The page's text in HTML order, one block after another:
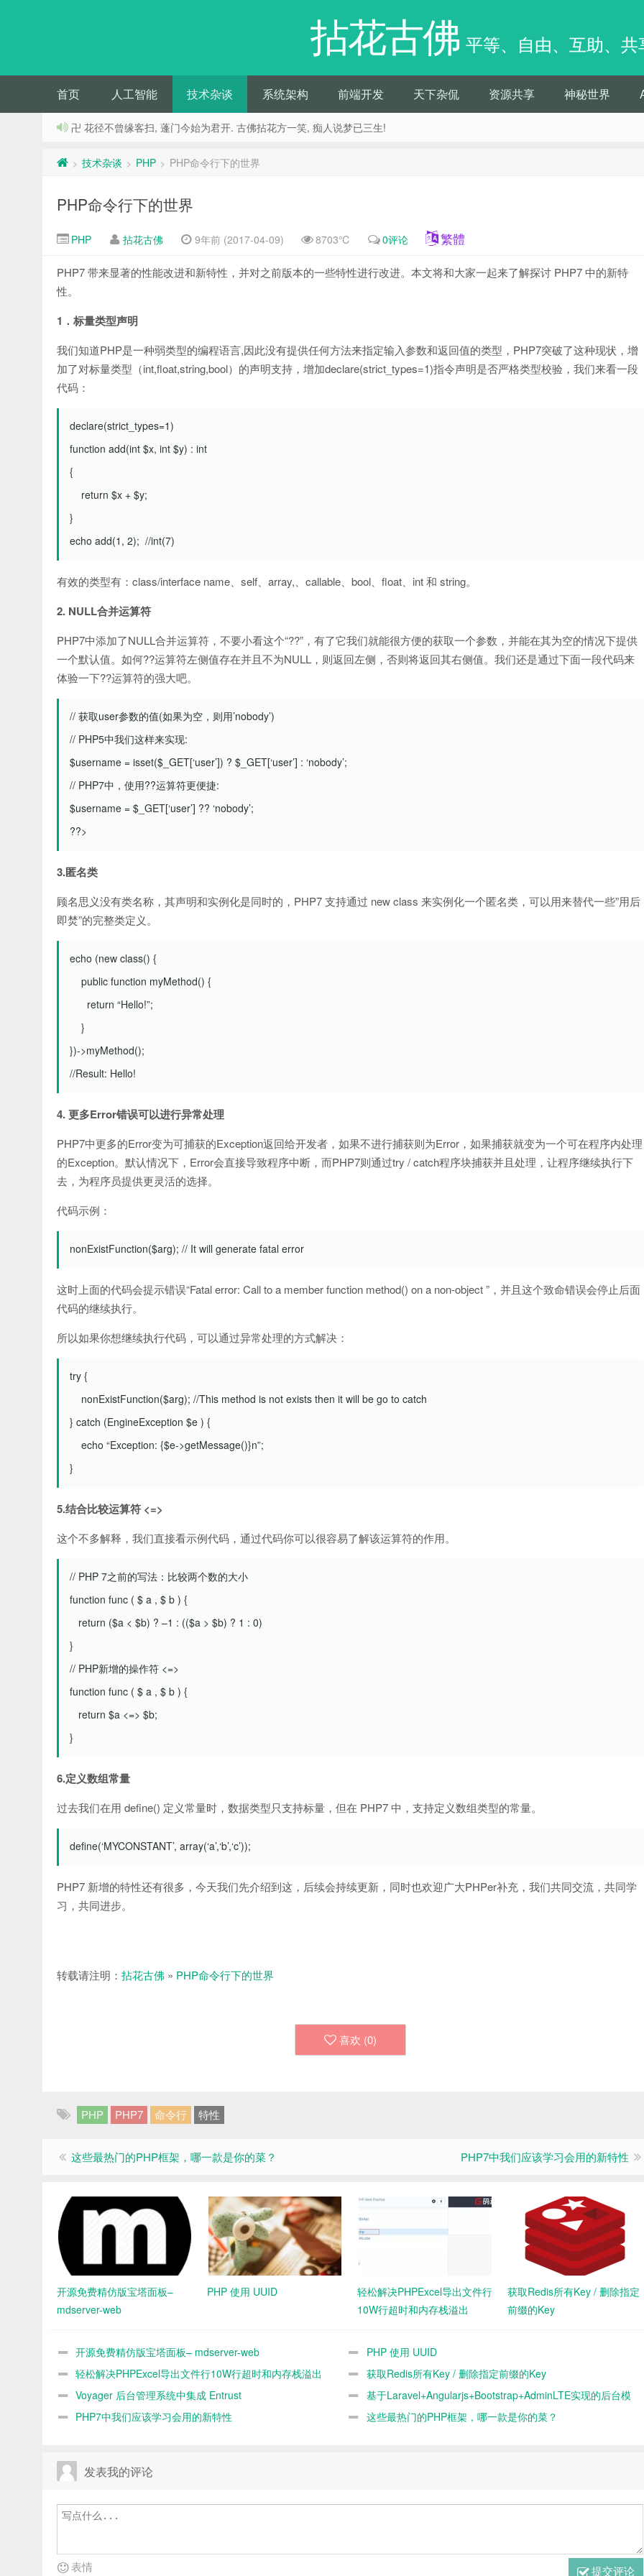
拈花古佛 平等、自由、互助、共
首页 人工智能 技术杂谈 系统架构 前端开发 天下杂侃 资源共享 神秘世界
卍 花径不曾缘客扫, 蓬门今始为君开. 古佛拈花方一笑, 痴人说梦已三生!
> 技术杂谈 > PHP > PHP命令行下的世界
PHP命令行下的世界
PHP 拈花古佛 9年前 (2017-04-09) 8703℃ 0评论 繁體
PHP7 带来显著的性能改进和新特性，并对之前版本的一些特性进行改进。本文将和大家一起来了解探讨 PHP7 中的新特
性。
1．标量类型声明
我们知道PHP是一种弱类型的编程语言,因此没有提供任何方法来指定输入参数和返回值的类型，PHP7突破了这种现状，增
加了对标量类型（int,float,string,bool）的声明支持，增加declare(strict_types=1)指令声明是否严格类型校验，我们来看一段
代码：
declare(strict_types=1)
function add(int $x, int $y) : int
{
return $x + $y;
}
echo add(1 , 2); //int(7)
有效的类型有：class/interface name、self、array,、callable、bool、float、int 和 string。
2. NULL合并运算符
PHP7中添加了NULL合并运算符，不要小看这个“??”，有了它我们就能很方便的获取一个参数，并能在其为空的情况下提供
一个默认值。如何??运算符左侧值存在并且不为NULL，则返回左侧，否则将返回其右侧值。我们还是通过下面一段代码来
体验一下??运算符的强大吧。
// 获取user参数的值(如果为空，则用’nobody’)
// PHP5中我们这样来实现:
$username = isset($_GET[‘user’]) ? $_GET[‘user’] : ‘nobody’;
// PHP7中，使用??运算符更便捷:
$username = $_GET[‘user’] ?? ‘nobody’;
??>
3.匿名类
顾名思义没有类名称，其声明和实例化是同时的，PHP7 支持通过 new class 来实例化一个匿名类，可以用来替代一些”用后
即焚”的完整类定义。
echo (new class() {
public function myMethod() {
return “Hello!”;
}
})->myMethod();
//Result: Hello!
4. 更多Error错误可以进行异常处理
PHP7中更多的Error变为可捕获的Exception返回给开发者，如果不进行捕获则为Error，如果捕获就变为一个可在程序内处理
的Exception。默认情况下，Error会直接导致程序中断，而PHP7则通过try / catch程序块捕获并且处理，让程序继续执行下
去，为程序员提供更灵活的选择。
代码示例：
nonExistFunction($arg); // It will generate fatal error
这时上面的代码会提示错误“Fatal error: Call to a member function method() on a non-object ”，并且这个致命错误会停止后面
代码的继续执行。
所以如果你想继续执行代码，可以通过异常处理的方式解决：
try {
nonExistFunction($arg); //This method is not exists then it will be go to catch
} catch (EngineException $e ) {
echo “Exception: {$e->getMessage()}n”;
}
5.结合比较运算符 <=>
这个不多解释，我们直接看示例代码，通过代码你可以很容易了解该运算符的作用。
// PHP 7之前的写法：比较两个数的大小
function func ( $ a , $ b ) {
return ($a < $b) ? –1 : (($a > $b) ? 1 : 0)
}
// PHP新增的操作符 <=>
function func ( $ a , $ b ) {
return $a <=> $b;
}
6.定义数组常量
过去我们在用 define() 定义常量时，数据类型只支持标量，但在 PHP7 中，支持定义数组类型的常量。
define(‘MYCONSTANT’, array(‘a’,‘b’,‘c’));
PHP7 新增的特性还有很多，今天我们先介绍到这，后续会持续更新，同时也欢迎广大PHPer补充，我们共同交流，共同学
习，共同进步。
转载请注明： 拈花古佛 » PHP命令行下的世界
喜欢 (0)
PHP PHP7 命令行 特性
这些最热门的PHP框架，哪一款是你的菜？ PHP7中我们应该学习会用的新特性
开源免费精仿版宝塔面板–
mdserver-web
PHP 使用 UUID
轻松解决PHPExcel导出文件行
10W行超时和内存栈溢出
获取Redis所有Key / 删除指定
前缀的Key
开源免费精仿版宝塔面板– mdserver-web
PHP 使用 UUID
轻松解决PHPExcel导出文件行10W行超时和内存栈溢出
获取Redis所有Key / 删除指定前缀的Key
Voyager 后台管理系统中集成 Entrust
基于Laravel+Angularjs+Bootstrap+AdminLTE实现的后台模
板
PHP7中我们应该学习会用的新特性 这些最热门的PHP框架，哪一款是你的菜？
发表我的评论
提交评论
表情